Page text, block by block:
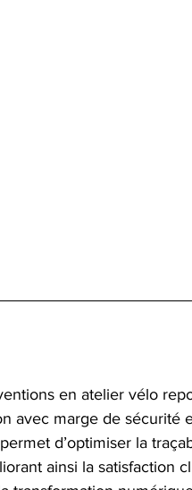
en atelier vélo
avec marge de sécurité
d’optimiser la
ainsi la satisfaction